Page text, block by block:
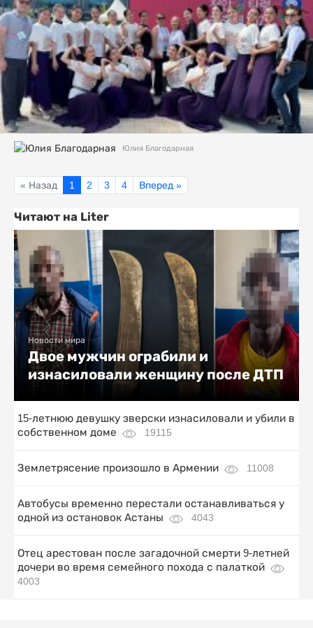
Юлия Благодарная
« Назад 1 2 3 4 Вперед »
Читают на Liter
Новости мира
Двое мужчин ограбили и
изнасиловали женщину после ДТП
15-летнюю девушку зверски изнасиловали и убили в
собственном доме
19115
Землетрясение произошло в Армении 11008
Автобусы временно перестали останавливаться у
одной из остановок Астаны
4043
Отец арестован после загадочной смерти 9-летней
дочери во время семейного похода с палаткой
4003